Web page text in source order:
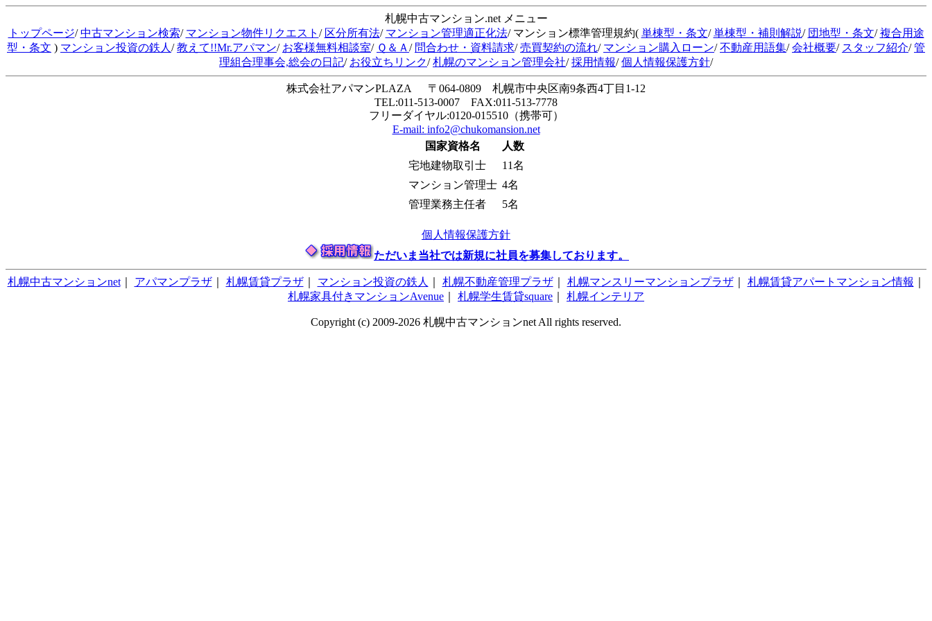
札幌中古マンション.net メニュー
トップページ/中古マンション検索/ マンション物件リクエスト / 区分所有法/ マンション管理適正化法/ マンション標準管理規約( 単棟型・条文/単棟型・補則解説/ 団地型・条文/複合用途
型・条文 ) マンション投資の鉄人 /教えて!!Mr.アパマン/ お客様無料相談室/ Ｑ＆Ａ / 問合わせ・資料請求/売買契約の流れ/ マンション購入ローン/不動産用語集/会社概要/ スタッフ紹介/管
理組合理事会,総会の日記/ お役立ちリンク/札幌のマンション管理会社/採用情報/個人情報保護方針/
株式会社アパマンPLAZA 〒064-0809 札幌市中央区南9条西4丁目1-12
TEL:011-513-0007 FAX:011-513-7778
フリーダイヤル:0120-015510（携帯可）
E-mail: info2@chukomansion.net
国家資格名
人数
宅地建物取引士
11名
マンション管理士 4名
管理業務主任者
5名
個人情報保護方針
ただいま当社では新規に社員を募集しております。
札幌中古マンションnet｜ アパマンプラザ｜ 札幌賃貸プラザ｜ マンション投資の鉄人 札幌不動産管理プラザ｜ 札幌マンスリーマンションプラザ｜ 札幌賃貸アパートマンション情報
札幌家具付きマンションAvenue
札幌学生賃貸square 札幌インテリア
Copyright (c) 2009-2026 札幌中古マンションnet All rights reserved.